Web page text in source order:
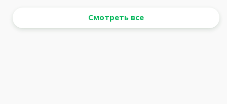
Смотреть все